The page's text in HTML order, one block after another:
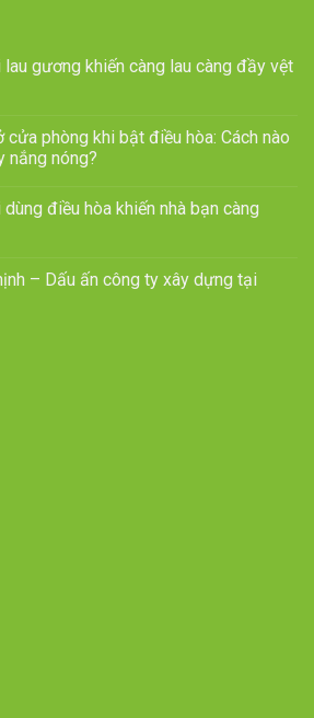
gương khiến càng lau càng đầy vệt
cửa phòng khi bật điều hòa: Cách nào
nắng nóng?
điều hòa khiến nhà bạn càng
– Dấu ấn công ty xây dựng tại